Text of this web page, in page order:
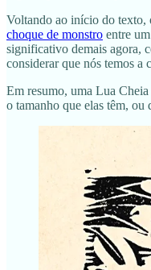
Voltando ao início do texto,
choque de monstro entre
significativo demais agora,
considerar que nós temos a
Em resumo, uma Lua
o tamanho que elas têm, ou